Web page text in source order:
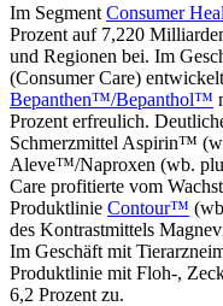
Im Segment Consumer
Prozent auf 7,220
und Regionen bei. Im
(Consumer Care)
Bepanthen™/Bepanthol™
Prozent erfreulich.
Schmerzmittel Aspirin™
Aleve™/Naproxen (wb.
Care profitierte vom
Produktlinie Contour™
des Kontrastmittels
Im Geschäft mit
Produktlinie mit Floh-,
6,2 Prozent zu.